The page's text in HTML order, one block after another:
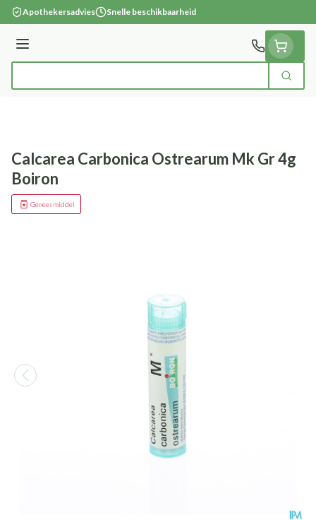
Ga naar de inhoud
Apothekersadvies Snelle beschikbaarheid
Menu
Zoek
Calcarea Carbonica Ostrearum Mk Gr 4g
Boiron
Geneesmiddel